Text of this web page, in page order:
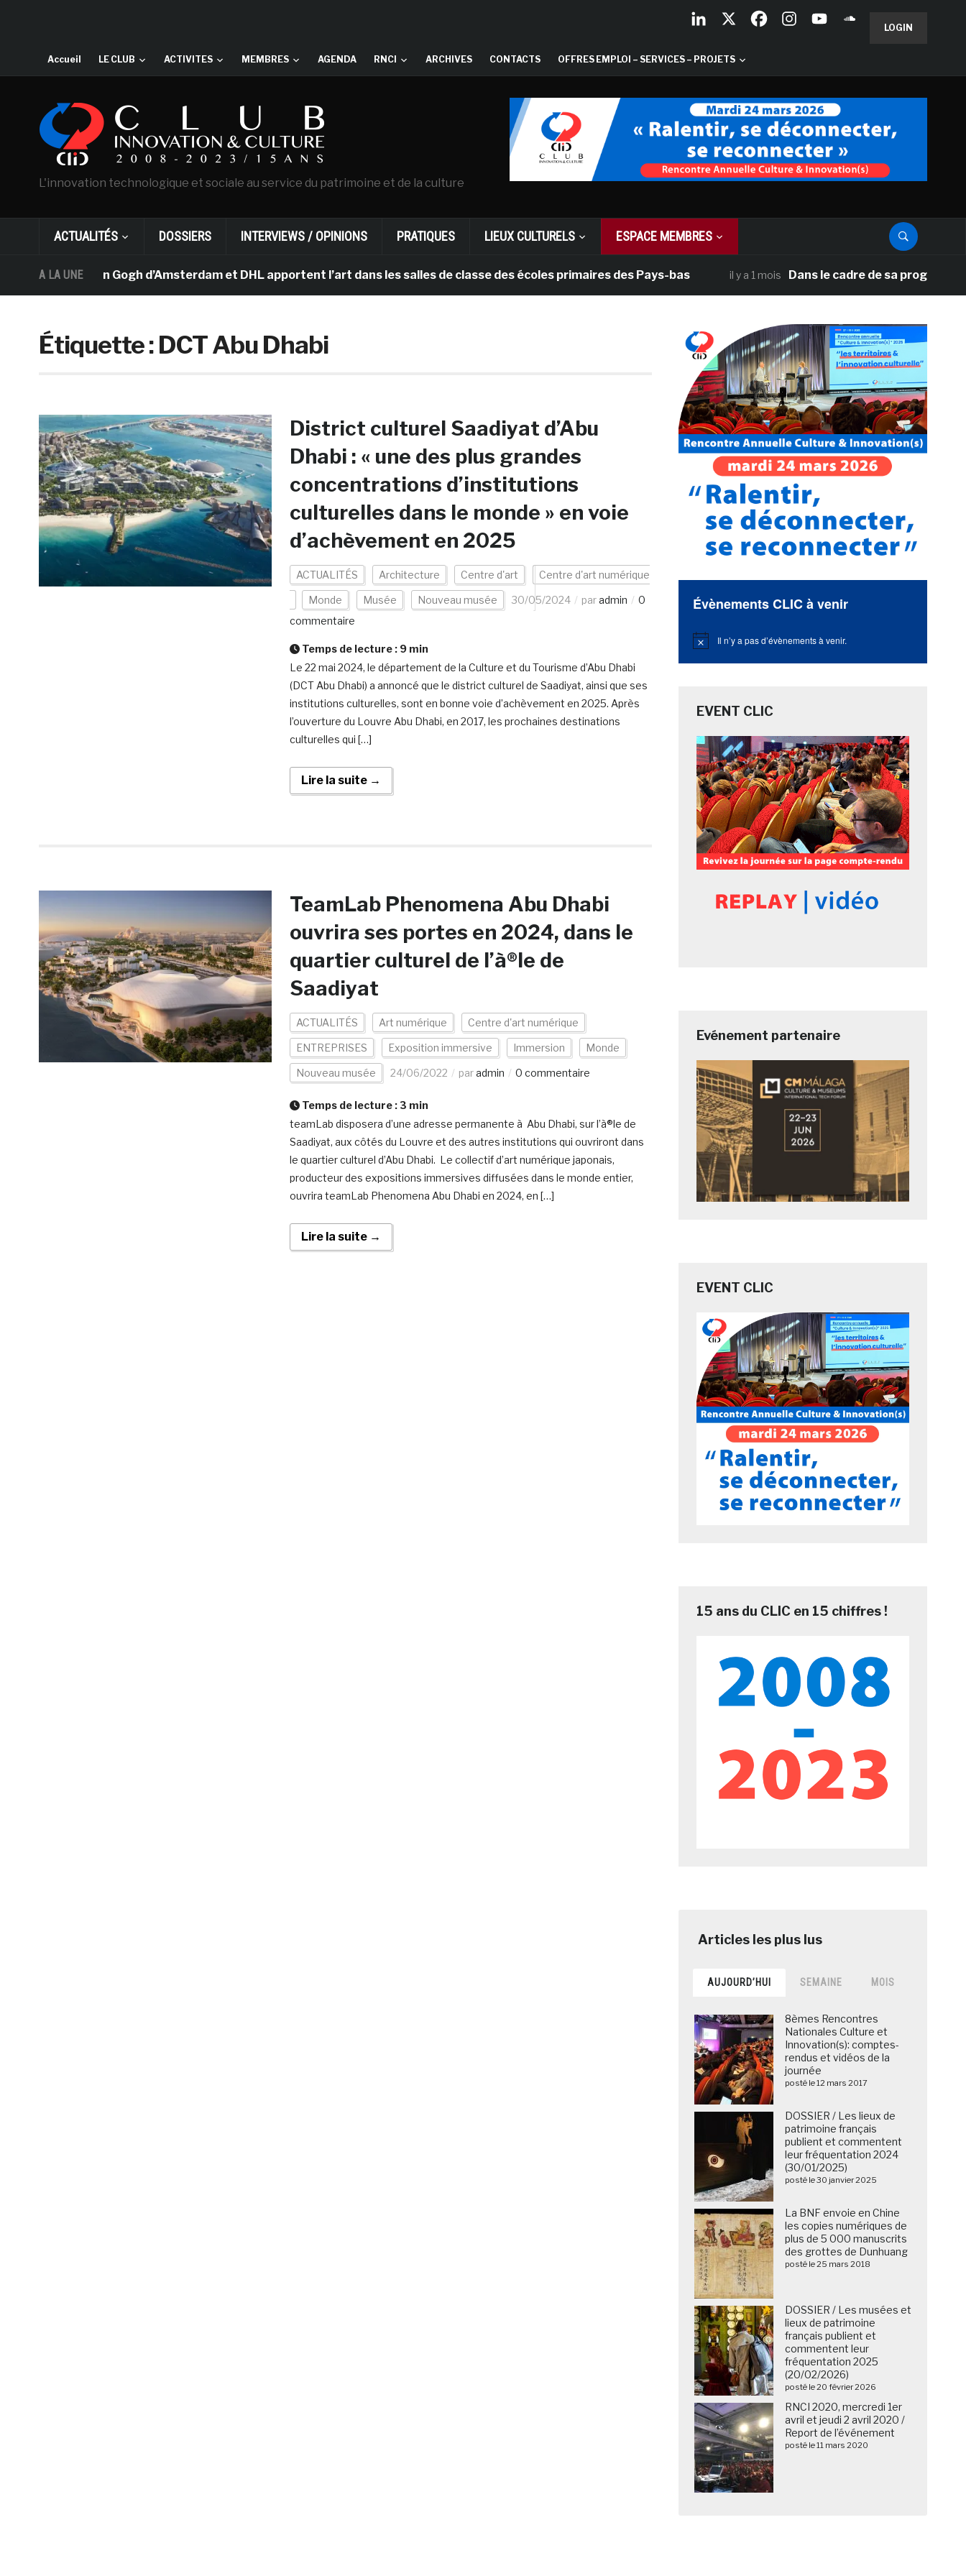
LOGIN
Accueil LE CLUB ACTIVITES MEMBRES AGENDA RNCI ARCHIVES CONTACTS OFFRES EMPLOI – SERVICES – PROJETS
L'innovation technologique et sociale au service du patrimoine et de la culture
ACTUALITÉS DOSSIERS INTERVIEWS / OPINIONS PRATIQUES LIEUX CULTURELS ESPACE MEMBRES
A LA UNE
musée Van Gogh d’Amsterdam et DHL apportent l’art dans les salles de classe des écoles primaires des Pays-bas il y a 1 mois Dans le cadre de sa programmation
Étiquette :DCT Abu Dhabi
District culturel Saadiyat d’Abu
Dhabi : « une des plus grandes
concentrations d’institutions
culturelles dans le monde » en voie
d’achèvement en 2025
ACTUALITÉS Architecture Centre d'art Centre d'art numérique
Monde Musée Nouveau musée 30/05/2024 paradmin
0
commentaire
Temps de lecture : 9 min
Le 22 mai 2024, le département de la Culture et du Tourisme d’Abu Dhabi
(DCT Abu Dhabi) a annoncé que le district culturel de Saadiyat, ainsi que ses
institutions culturelles, sont en bonne voie d’achèvement en 2025. Après
l’ouverture du Louvre Abu Dhabi, en 2017, les prochaines destinations
culturelles qui […]
Lire la suite →
TeamLab Phenomena Abu Dhabi
ouvrira ses portes en 2024, dans le
quartier culturel de l’à®le de
Saadiyat
ACTUALITÉS Art numérique Centre d'art numérique
ENTREPRISES Exposition immersive Immersion Monde
Nouveau musée 24/06/2022 paradmin 0 commentaire
Temps de lecture : 3 min
teamLab disposera d’une adresse permanente à Abu Dhabi, sur l’à®le de
Saadiyat, aux côtés du Louvre et des autres institutions qui ouvriront dans
le quartier culturel d’Abu Dhabi. Le collectif d’art numérique japonais,
producteur des expositions immersives diffusées dans le monde entier,
ouvrira teamLab Phenomena Abu Dhabi en 2024, en […]
Lire la suite →
Évènements CLIC à venir
Notice Il n’y a pas d’évènements à venir.
EVENT CLIC
Evénement partenaire
EVENT CLIC
15 ans du CLIC en 15 chiffres !
AUJOURD’HUI SEMAINE MOIS
8èmes Rencontres
Nationales Culture et
Innovation(s): comptes-
rendus et vidéos de la
journée
posté le 12 mars 2017
DOSSIER / Les lieux de
patrimoine français
publient et commentent
leur fréquentation 2024
(30/01/2025)
posté le 30 janvier 2025
La BNF envoie en Chine
les copies numériques de
plus de 5 000 manuscrits
des grottes de Dunhuang
posté le 25 mars 2018
DOSSIER / Les musées et
lieux de patrimoine
français publient et
commentent leur
fréquentation 2025
(20/02/2026)
posté le 20 février 2026
RNCI 2020, mercredi 1er
avril et jeudi 2 avril 2020 /
Report de l’événement
posté le 11 mars 2020